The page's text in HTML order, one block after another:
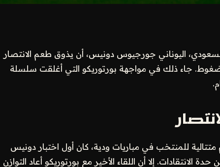
اليوناني جورجيوس دونيس، أن يذوق طعم الانتصار
جاء ذلك في مواجهة بورتوريكو التي أغلقت سلسلة
للمنتخب في مباريات ودية، كان أول اختبار دونيس
الانتقادات. إلا أن اللقاء الأخير مع بورتوريكو أعاد التوازن